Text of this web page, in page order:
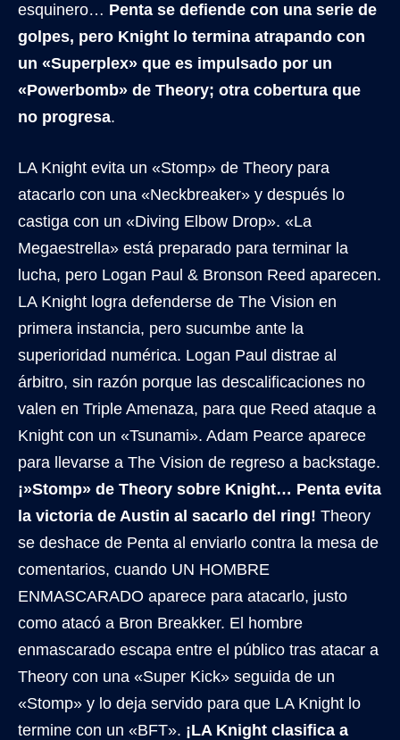
esquinero… Penta se defiende con una serie de
golpes, pero Knight lo termina atrapando con
un «Superplex» que es impulsado por un
«Powerbomb» de Theory; otra cobertura que
no progresa.
LA Knight evita un «Stomp» de Theory para
atacarlo con una «Neckbreaker» y después lo
castiga con un «Diving Elbow Drop». «La
Megaestrella» está preparado para terminar la
lucha, pero Logan Paul & Bronson Reed aparecen.
LA Knight logra defenderse de The Vision en
primera instancia, pero sucumbe ante la
superioridad numérica. Logan Paul distrae al
árbitro, sin razón porque las descalificaciones no
valen en Triple Amenaza, para que Reed ataque a
Knight con un «Tsunami». Adam Pearce aparece
para llevarse a The Vision de regreso a backstage.
¡»Stomp» de Theory sobre Knight… Penta evita
la victoria de Austin al sacarlo del ring! Theory
se deshace de Penta al enviarlo contra la mesa de
comentarios, cuando UN HOMBRE
ENMASCARADO aparece para atacarlo, justo
como atacó a Bron Breakker. El hombre
enmascarado escapa entre el público tras atacar a
Theory con una «Super Kick» seguida de un
«Stomp» y lo deja servido para que LA Knight lo
termine con un «BFT». ¡LA Knight clasifica a